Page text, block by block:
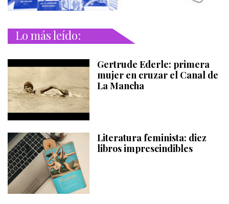
Lo más leído:
Gertrude Ederle: primera
mujer en cruzar el Canal de
La Mancha
Literatura feminista: diez
libros imprescindibles